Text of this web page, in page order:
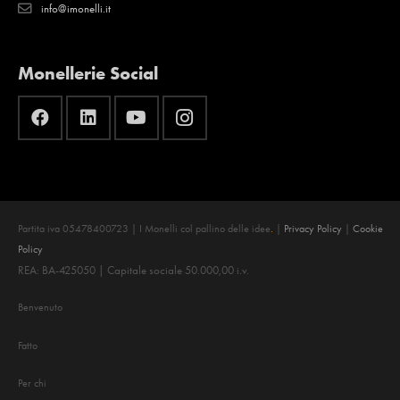
info@imonelli.it
Monellerie Social
Partita iva 05478400723 | I Monelli col pallino delle idee. Privacy Policy
Cookie
Policy
REA: BA-425050 | Capitale sociale 50.000,00 i.v.
Benvenuto
Fatto
Per chi